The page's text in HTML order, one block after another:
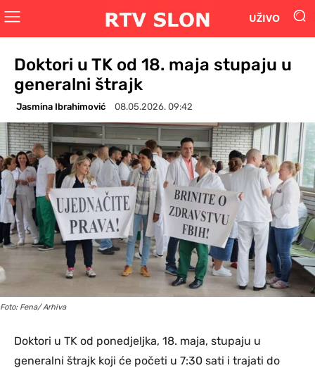
UŽIVO
Doktori u TK od 18. maja stupaju u
generalni štrajk
Jasmina Ibrahimović 08.05.2026. 09:42
Foto: Fena/ Arhiva
Doktori u TK od ponedjeljka, 18. maja, stupaju u
generalni štrajk koji će početi u 7:30 sati i trajati do